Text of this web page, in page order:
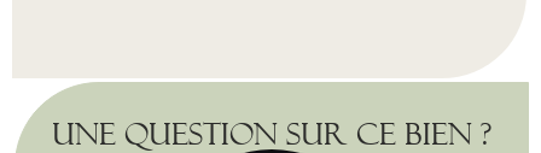
Une question sur ce bien ?